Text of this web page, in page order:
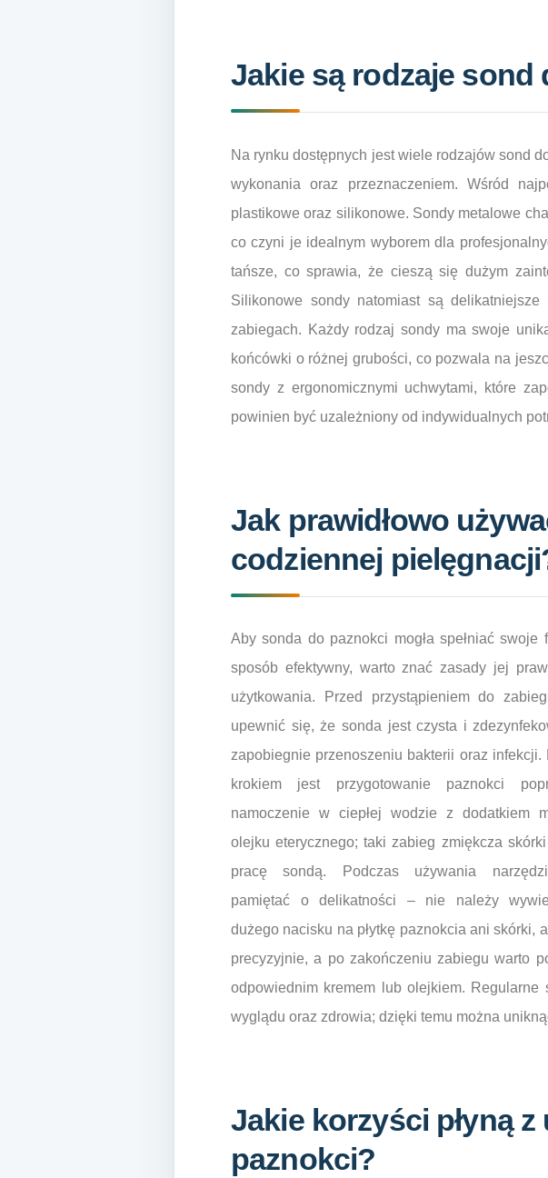
Jakie są rodzaje
Na rynku dostępnych jest wiele rodzajów sond
wykonania oraz przeznaczeniem. Wśród
plastikowe oraz silikonowe. Sondy metalowe
co czyni je idealnym wyborem dla
tańsze, co sprawia, że cieszą się dużym
Silikonowe sondy natomiast są
zabiegach. Każdy rodzaj sondy ma swoje
końcówki o różnej grubości, co pozwala na
sondy z ergonomicznymi uchwytami, które
powinien być uzależniony od indywidualnych
Jak prawidłowo
codziennej
Aby sonda do paznokci mogła spełniać swoje
sposób efektywny, warto znać zasady jej
użytkowania. Przed przystąpieniem do
upewnić się, że sonda jest czysta i
zapobiegnie przenoszeniu bakterii oraz infekcji.
krokiem jest przygotowanie paznokci
namoczenie w ciepłej wodzie z dodatkiem
olejku eterycznego; taki zabieg zmiękcza skórki
pracę sondą. Podczas używania
pamiętać o delikatności – nie należy
dużego nacisku na płytkę paznokcia ani
precyzyjnie, a po zakończeniu zabiegu warto
odpowiednim kremem lub olejkiem.
wyglądu oraz zdrowia; dzięki temu można
Jakie korzyści płyną
paznokci?